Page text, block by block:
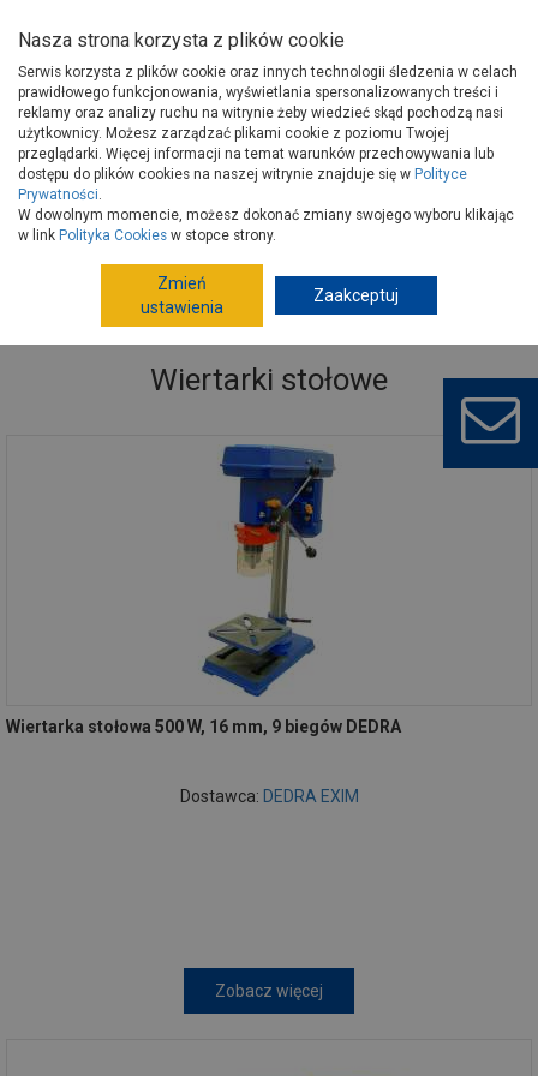
Strona główna Narzędzia
Elektronarzędzia, osprzęt
Narzędzia stołowe
Wiertarki stołowe
Wiertarki stołowe
Wiertarka stołowa 500 W, 16 mm, 9 biegów DEDRA
Dostawca: DEDRA EXIM
Zobacz więcej
Nasza strona korzysta z plików cookie
Serwis korzysta z plików cookie oraz innych technologii śledzenia w celach
prawidłowego funkcjonowania, wyświetlania spersonalizowanych treści i
reklamy oraz analizy ruchu na witrynie żeby wiedzieć skąd pochodzą nasi
użytkownicy. Możesz zarządzać plikami cookie z poziomu Twojej
przeglądarki. Więcej informacji na temat warunków przechowywania lub
dostępu do plików cookies na naszej witrynie znajduje się w Polityce
Prywatności.
W dowolnym momencie, możesz dokonać zmiany swojego wyboru klikając
w link Polityka Cookies w stopce strony.
Zmień
ustawienia
Zaakceptuj